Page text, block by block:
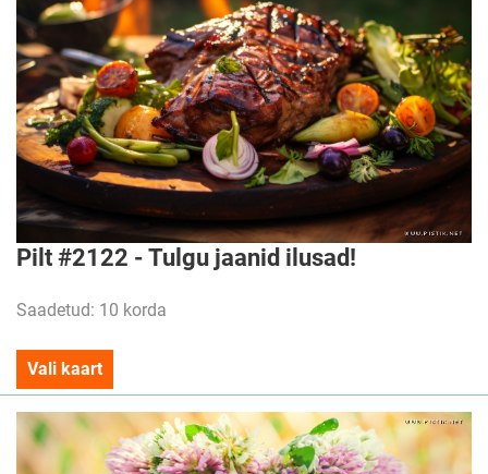
Pilt #2122 - Tulgu jaanid ilusad!
Saadetud: 10 korda
Vali kaart